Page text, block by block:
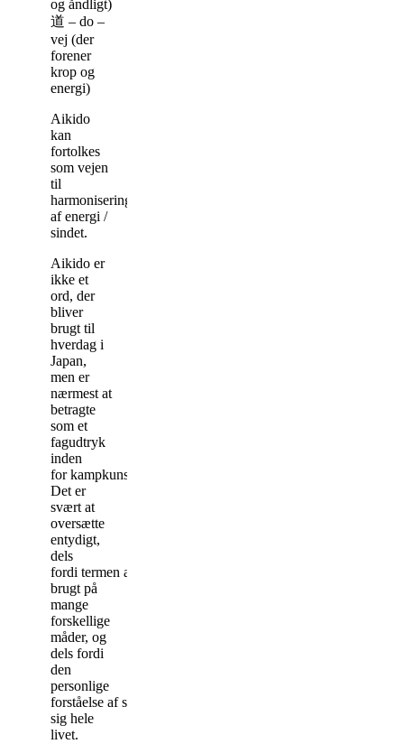
og åndligt)
道 – do –
vej (der
forener
krop og
energi)
Aikido
kan
fortolkes
som vejen
til
harmonisering
af energi /
sindet.
Aikido er
ikke et
ord, der
bliver
brugt til
hverdag i
Japan,
men er
nærmest at
betragte
som et
fagudtryk
inden
forkampkunst
Det er
svært at
oversætte
entydigt,
dels
fordi termen aiki
brugt på
mange
forskellige
måder, og
dels fordi
den
personlige
forståelse afselve
sig hele
livet.